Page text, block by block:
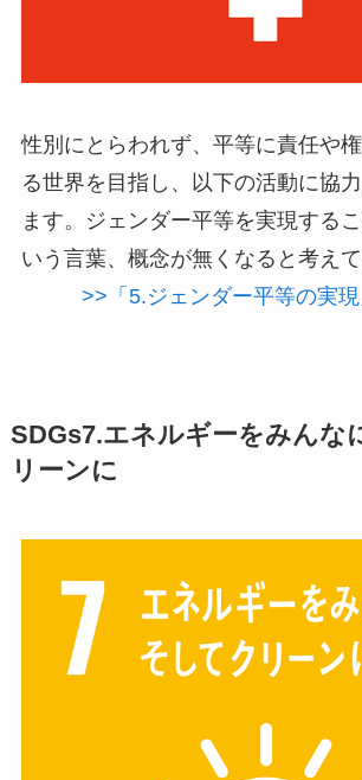
性別にとらわれず、平等に責任や
る世界を目指し、以下の活動に協
ます。ジェンダー平等を実現するこ
いう言葉、概念が無くなると考え
>>「5.ジェンダー平等の実
SDGs7.エネルギーをみんな
リーンに